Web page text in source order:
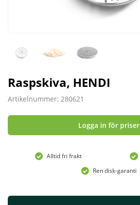
Raspskiva, HENDI
Artikelnummer: 280621
Logga in för priser
Alltid fri frakt
Ren disk-garanti